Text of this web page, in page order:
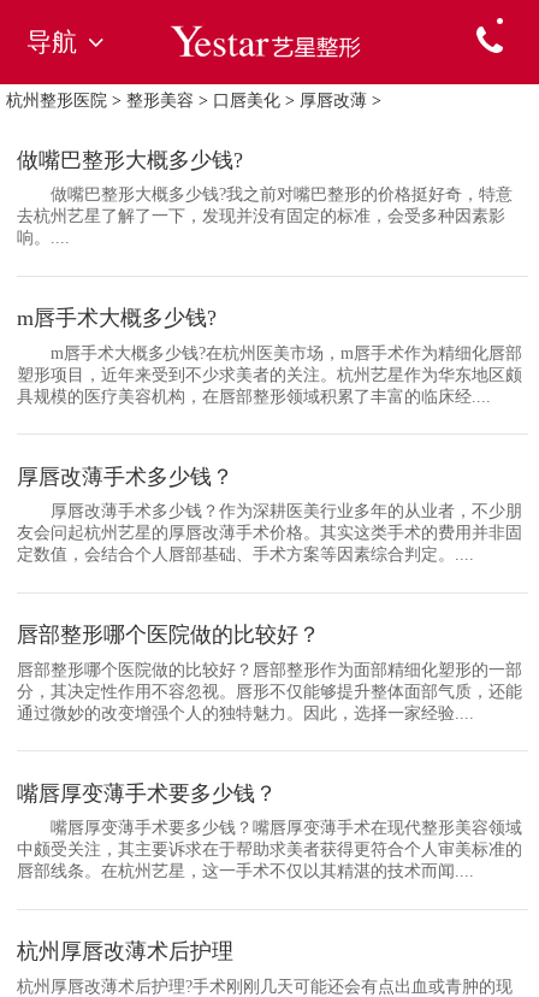
导航
杭州整形医院 > 整形美容 > 口唇美化 > 厚唇改薄 >
做嘴巴整形大概多少钱?
做嘴巴整形大概多少钱?我之前对嘴巴整形的价格挺好奇，特意
去杭州艺星了解了一下，发现并没有固定的标准，会受多种因素影
响。....
m唇手术大概多少钱?
m唇手术大概多少钱?在杭州医美市场，m唇手术作为精细化唇部
塑形项目，近年来受到不少求美者的关注。杭州艺星作为华东地区颇
具规模的医疗美容机构，在唇部整形领域积累了丰富的临床经....
厚唇改薄手术多少钱？
厚唇改薄手术多少钱？作为深耕医美行业多年的从业者，不少朋
友会问起杭州艺星的厚唇改薄手术价格。其实这类手术的费用并非固
定数值，会结合个人唇部基础、手术方案等因素综合判定。....
唇部整形哪个医院做的比较好？
唇部整形哪个医院做的比较好？唇部整形作为面部精细化塑形的一部
分，其决定性作用不容忽视。唇形不仅能够提升整体面部气质，还能
通过微妙的改变增强个人的独特魅力。因此，选择一家经验....
嘴唇厚变薄手术要多少钱？
嘴唇厚变薄手术要多少钱？嘴唇厚变薄手术在现代整形美容领域
中颇受关注，其主要诉求在于帮助求美者获得更符合个人审美标准的
唇部线条。在杭州艺星，这一手术不仅以其精湛的技术而闻....
杭州厚唇改薄术后护理
杭州厚唇改薄术后护理?手术刚刚几天可能还会有点出血或青肿的现